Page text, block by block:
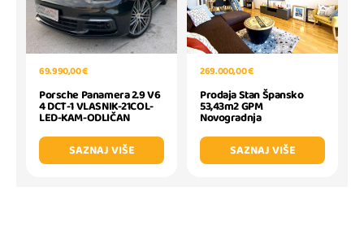
69.990,00 €
Porsche Panamera 2.9 V6
4 DCT-1 VLASNIK-21COL-
LED-KAM-ODLIČAN
SAZNAJ VIŠE
269.000,00 €
Prodaja Stan Špansko
53,43m2 GPM
Novogradnja
SAZNAJ VIŠE